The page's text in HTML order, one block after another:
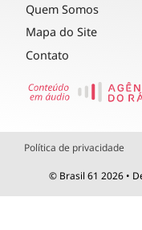
Quem Somos
Mapa do Site
Contato
Política de privacidade
© Brasil 61 2026 •